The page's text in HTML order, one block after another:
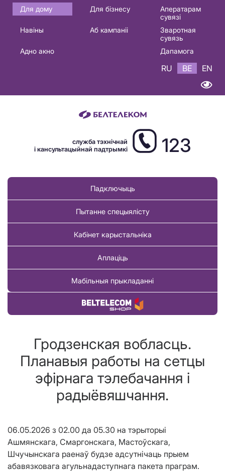
Основная
навигация
Для дому Для бізнесу
Аператарам
сувязі
Навіны
Аб кампаніі
Зваротная
сувязь
Адно акно
Дапамога
RU BE EN
служба тэхнічнай
і кансультацыйнай падтрымкі
123
Падключыць
Пытанне спецыялісту
Кабінет карыстальніка
Аплаціць
Мабільныя прыкладанні
Купіць тавар
Гродзенская вобласць.
Планавыя работы на сетцы
эфірнага тэлебачання і
радыёвяшчання.
06.05.2026 з 02.00 да 05.30 на тэрыторыі
Ашмянскага, Смаргонскага, Мастоўскага,
Шчучынскага раенаў будзе адсутнічаць прыем
абавязковага агульнадаступнага пакета праграм.